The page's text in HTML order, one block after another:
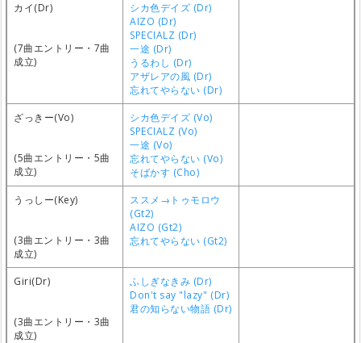
カイ(Dr)
(7曲エントリー・7曲
成立)
シカ色デイズ (Dr)
AIZO (Dr)
SPECIALZ (Dr)
一途 (Dr)
うるわし (Dr)
アザレアの風 (Dr)
忘れてやらない (Dr)
ざっきー(Vo)
(5曲エントリー・5曲
成立)
シカ色デイズ (Vo)
SPECIALZ (Vo)
一途 (Vo)
忘れてやらない (Vo)
そばかす (Cho)
うっしー(Key)
(3曲エントリー・3曲
成立)
ススメ→トゥモロウ
(Gt2)
AIZO (Gt2)
忘れてやらない (Gt2)
Giri(Dr)
(3曲エントリー・3曲
成立)
ふしぎなきみ (Dr)
Don't say "lazy" (Dr)
君の知らない物語 (Dr)